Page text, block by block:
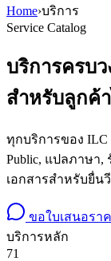
Home›บริการ
Service Catalog
บริการครบว
สำหรับลูกค้
ทุกบริการของ
Public, แปลภาษา,
เอกสารสำหรับยื่
ขอใบเสนอรา
บริการหลัก
71